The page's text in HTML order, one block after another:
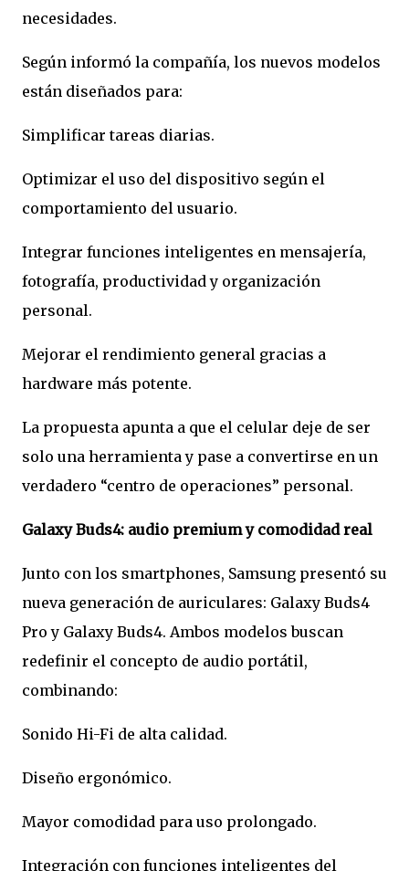
necesidades.
Según informó la compañía, los nuevos modelos
están diseñados para:
Simplificar tareas diarias.
Optimizar el uso del dispositivo según el
comportamiento del usuario.
Integrar funciones inteligentes en mensajería,
fotografía, productividad y organización
personal.
Mejorar el rendimiento general gracias a
hardware más potente.
La propuesta apunta a que el celular deje de ser
solo una herramienta y pase a convertirse en un
verdadero “centro de operaciones” personal.
Galaxy Buds4: audio premium y comodidad real
Junto con los smartphones, Samsung presentó su
nueva generación de auriculares: Galaxy Buds4
Pro y Galaxy Buds4. Ambos modelos buscan
redefinir el concepto de audio portátil,
combinando:
Sonido Hi-Fi de alta calidad.
Diseño ergonómico.
Mayor comodidad para uso prolongado.
Integración con funciones inteligentes del